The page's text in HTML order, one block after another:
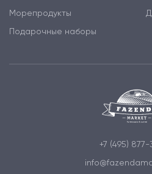
Морепродукты
Подарочные наборы
+7 (495)